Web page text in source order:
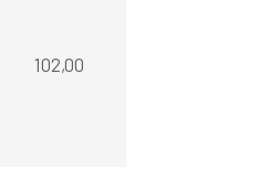
102,00